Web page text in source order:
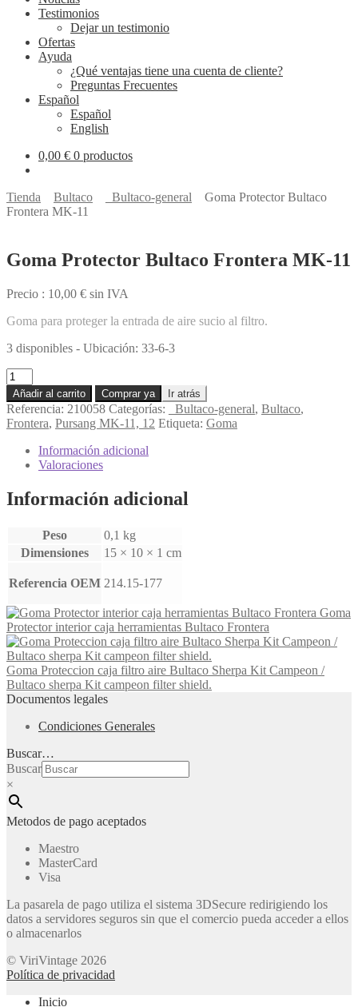
Testimonios
Dejar un testimonio
Ofertas
Ayuda
¿Qué ventajas tiene una cuenta de cliente?
Preguntas Frecuentes
Español
Español
English
0,00 € 0 productos
Tienda Bultaco _Bultaco-general Goma Protector Bultaco
Frontera MK-11
Goma Protector Bultaco Frontera MK-11
Precio : 10,00 € sin IVA
Goma para proteger la entrada de aire sucio al filtro.
3 disponibles - Ubicación: 33-6-3
Goma
Protector
Bultaco
Frontera
MK-
cantidad
Añadir al carrito Comprar ya Ir atrás
Referencia: 210058 Categorías: _Bultaco-general, Bultaco,
Frontera, Pursang MK-11, 12 Etiqueta: Goma
Información adicional
Valoraciones
Información adicional
Peso
0,1 kg
Dimensiones
15 × 10 × 1 cm
Referencia OEM 214.15-177
Goma
Protector interior caja herramientas Bultaco Frontera
Goma Proteccion caja filtro aire Bultaco Sherpa Kit Campeon /
Bultaco sherpa Kit campeon filter shield.
Documentos legales
Condiciones Generales
Buscar…
Buscar
×
Metodos de pago aceptados
Maestro
MasterCard
Visa
La pasarela de pago utiliza el sistema 3DSecure redirigiendo los
datos a servidores seguros sin que el comercio pueda acceder a ellos
o almacenarlos
© ViriVintage 2026
Política de privacidad
Inicio